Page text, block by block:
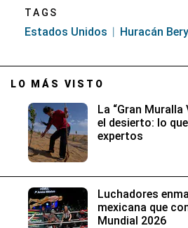
TAGS
Estados Unidos Huracán
LO MÁS VISTO
La “Gran Muralla
el desierto: lo
expertos
Luchadores
mexicana que
Mundial 2026